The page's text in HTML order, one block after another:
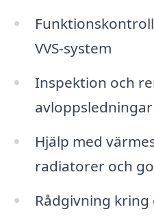
VVS-system
Inspektion och
avloppsledningar
Hjälp med
radiatorer och
Rådgivning